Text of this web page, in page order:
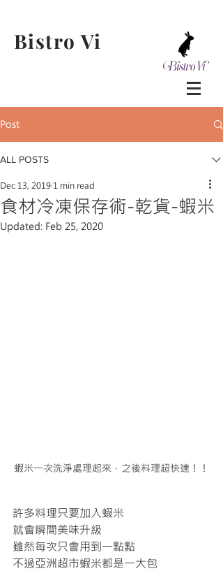
Bistro Vi
Post
ALL POSTS
食材冷凍保存術-乾貨-蝦米
Dec 13, 2019 1 min read
Updated: Feb 25, 2020
蝦米一次洗淨處理起來，之後料理超快速！！
許多料理只要加入蝦米
就會瞬間美味升級
雖然每次只會用到一點點
不過亞洲超市蝦米都是一大包